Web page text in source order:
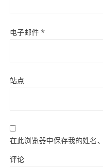
电子邮件 *
站点
在此浏览器中保存我的姓名
评论